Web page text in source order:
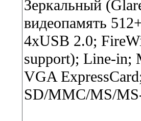
Зеркальный
видеопамять
4xUSB 2.0;
support); Line-in;
VGA
SD/MMC/MS/